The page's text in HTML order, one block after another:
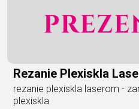
Rezanie Plexiskla
rezanie plexiskla laserom -
plexiskla